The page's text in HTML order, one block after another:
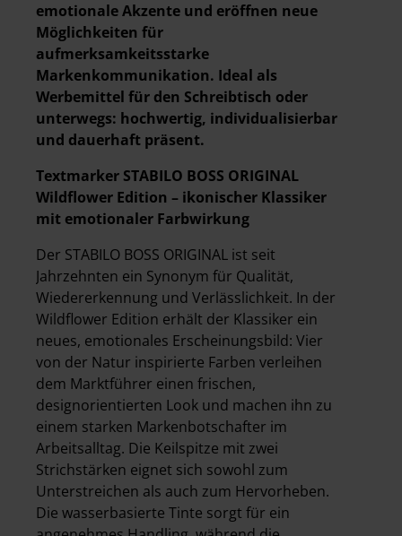
emotionale Akzente und eröffnen neue
Möglichkeiten für
aufmerksamkeitsstarke
Markenkommunikation. Ideal als
Werbemittel für den Schreibtisch oder
unterwegs: hochwertig, individualisierbar
und dauerhaft präsent.
Textmarker STABILO BOSS ORIGINAL
Wildflower Edition – ikonischer Klassiker
mit emotionaler Farbwirkung
Der STABILO BOSS ORIGINAL ist seit
Jahrzehnten ein Synonym für Qualität,
Wiedererkennung und Verlässlichkeit. In der
Wildflower Edition erhält der Klassiker ein
neues, emotionales Erscheinungsbild: Vier
von der Natur inspirierte Farben verleihen
dem Marktführer einen frischen,
designorientierten Look und machen ihn zu
einem starken Markenbotschafter im
Arbeitsalltag. Die Keilspitze mit zwei
Strichstärken eignet sich sowohl zum
Unterstreichen als auch zum Hervorheben.
Die wasserbasierte Tinte sorgt für ein